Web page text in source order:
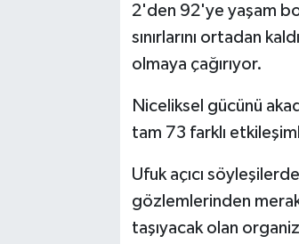
2'den 92'ye yaşam
sınırlarını ortadan
olmaya çağırıyor.
Niceliksel gücünü
tam 73 farklı
Ufuk açıcı
gözlemlerinden
taşıyacak olan